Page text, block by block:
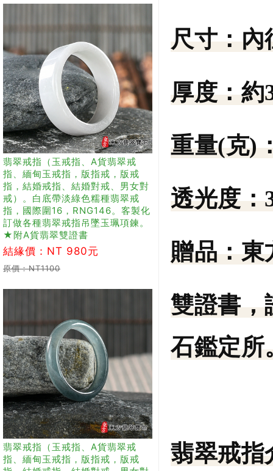
翡翠戒指（玉戒指、A貨翡翠戒
指、緬甸玉戒指，版指戒，版戒
指，結婚戒指、結婚對戒、男女對
戒）。白底帶淡綠色糯種翡翠戒
指，國際圍16，RNG146。客製化
訂做各種翡翠戒指吊墜玉珮項鍊。
★附A貨翡翠雙證書
結緣價：NT 980元
原價：NT1100
翡翠戒指（玉戒指、A貨翡翠戒
指、緬甸玉戒指，版指戒，版戒
尺寸： 內
厚度： 約
重量(克)
透光度：
贈品： 東
雙證書，
石鑑定所
翡翠戒指